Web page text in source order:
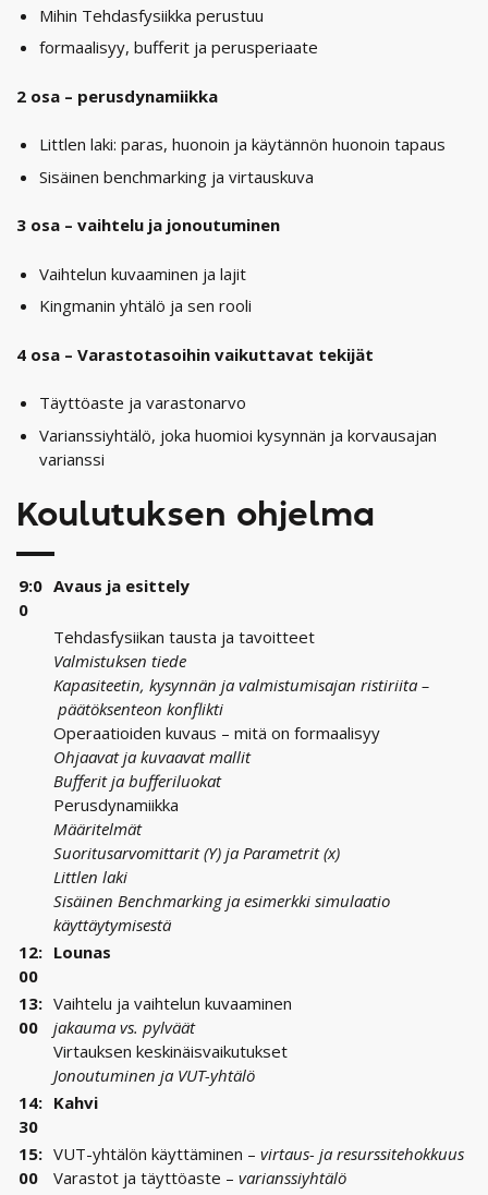
Mihin Tehdasfysiikka perustuu
formaalisyy, bufferit ja perusperiaate
2 osa – perusdynamiikka
Littlen laki: paras, huonoin ja käytännön huonoin tapaus
Sisäinen benchmarking ja virtauskuva
3 osa – vaihtelu ja jonoutuminen
Vaihtelun kuvaaminen ja lajit
Kingmanin yhtälö ja sen rooli
4 osa – Varastotasoihin vaikuttavat tekijät
Täyttöaste ja varastonarvo
Varianssiyhtälö, joka huomioi kysynnän ja korvausajan
varianssi
Koulutuksen ohjelma
9:0
0
Avaus ja esittely
Tehdasfysiikan tausta ja tavoitteet
Valmistuksen tiede
Kapasiteetin, kysynnän ja valmistumisajan ristiriita –
päätöksenteon konflikti
Operaatioiden kuvaus – mitä on formaalisyy
Ohjaavat ja kuvaavat mallit
Bufferit ja bufferiluokat
Perusdynamiikka
Määritelmät
Suoritusarvomittarit (Y) ja Parametrit (x)
Littlen laki
Sisäinen Benchmarking ja esimerkki simulaatio
käyttäytymisestä
12:
00
Lounas
13:
00
Vaihtelu ja vaihtelun kuvaaminen
jakauma vs. pylväät
Virtauksen keskinäisvaikutukset
Jonoutuminen ja VUT-yhtälö
14:
30
Kahvi
15:
00
VUT-yhtälön käyttäminen – virtaus- ja resurssitehokkuus
Varastot ja täyttöaste – varianssiyhtälö